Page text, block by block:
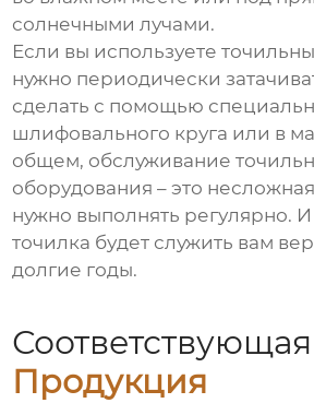
солнечными лучами.
Если вы используете
нужно периодически
сделать с помощью
шлифовального круга или в
общем, обслуживание
оборудования – это
нужно выполнять регулярно. И
точилка будет служить вам
долгие годы.
Соответствующая
Продукция